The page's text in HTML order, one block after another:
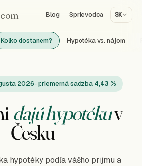
Blog Sprievodca SK
Koľko dostanem? Hypotéka vs. nájom
2026 · priemerná sadzba 4,43 %
dajú hypotékuv
Česku
hypotéky podľa vášho príjmu a